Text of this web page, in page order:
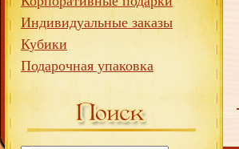
Индивидуальные заказы
Кубики
Подарочная упаковка